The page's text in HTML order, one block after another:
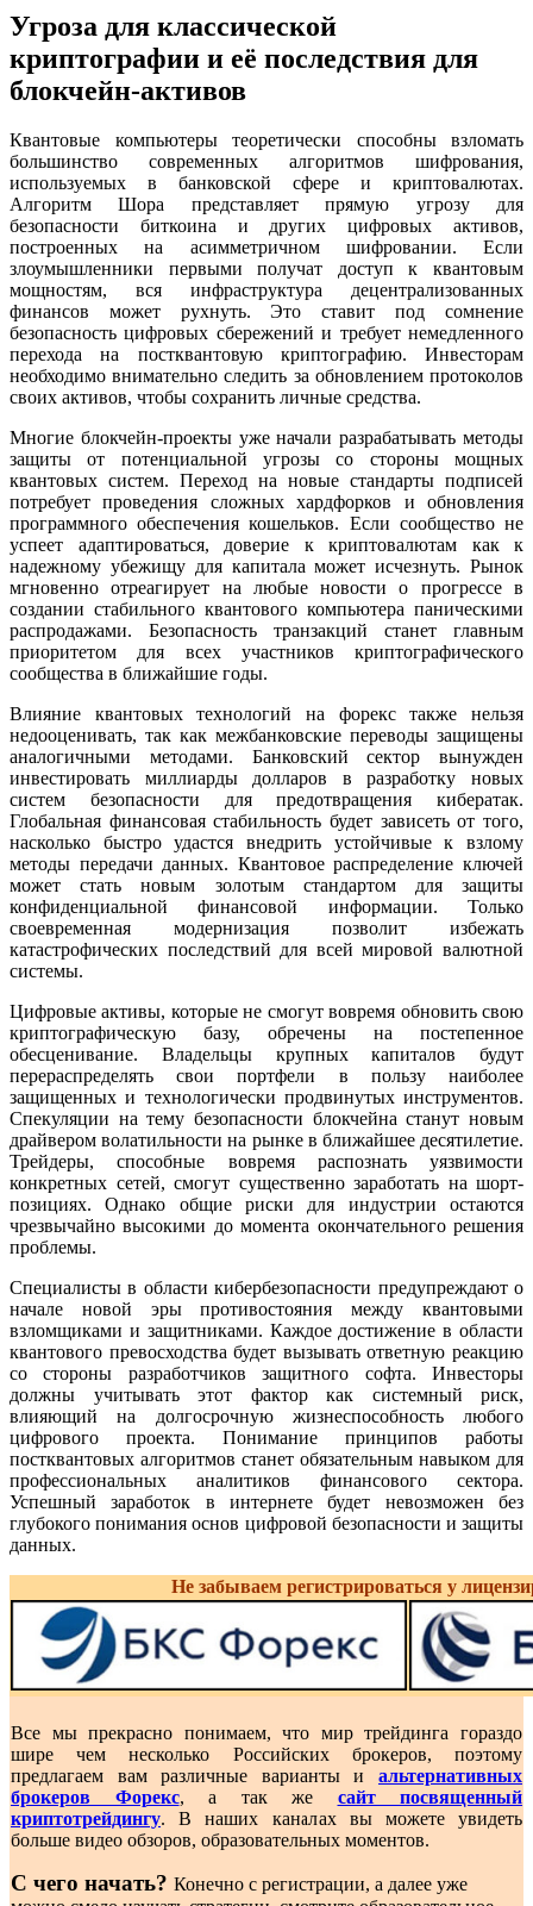
Угроза для классической
криптографии и её последствия для
блокчейн-активов
Квантовые компьютеры теоретически способны взломать
большинство современных алгоритмов шифрования,
используемых в банковской сфере и криптовалютах.
Алгоритм Шора представляет прямую угрозу для
безопасности биткоина и других цифровых активов,
построенных на асимметричном шифровании. Если
злоумышленники первыми получат доступ к квантовым
мощностям, вся инфраструктура децентрализованных
финансов может рухнуть. Это ставит под сомнение
безопасность цифровых сбережений и требует немедленного
перехода на постквантовую криптографию. Инвесторам
необходимо внимательно следить за обновлением протоколов
своих активов, чтобы сохранить личные средства.
Многие блокчейн-проекты уже начали разрабатывать методы
защиты от потенциальной угрозы со стороны мощных
квантовых систем. Переход на новые стандарты подписей
потребует проведения сложных хардфорков и обновления
программного обеспечения кошельков. Если сообщество не
успеет адаптироваться, доверие к криптовалютам как к
надежному убежищу для капитала может исчезнуть. Рынок
мгновенно отреагирует на любые новости о прогрессе в
создании стабильного квантового компьютера паническими
распродажами. Безопасность транзакций станет главным
приоритетом для всех участников криптографического
сообщества в ближайшие годы.
Влияние квантовых технологий на форекс также нельзя
недооценивать, так как межбанковские переводы защищены
аналогичными методами. Банковский сектор вынужден
инвестировать миллиарды долларов в разработку новых
систем безопасности для предотвращения кибератак.
Глобальная финансовая стабильность будет зависеть от того,
насколько быстро удастся внедрить устойчивые к взлому
методы передачи данных. Квантовое распределение ключей
может стать новым золотым стандартом для защиты
конфиденциальной финансовой информации. Только
своевременная модернизация позволит избежать
катастрофических последствий для всей мировой валютной
системы.
Цифровые активы, которые не смогут вовремя обновить свою
криптографическую базу, обречены на постепенное
обесценивание. Владельцы крупных капиталов будут
перераспределять свои портфели в пользу наиболее
защищенных и технологически продвинутых инструментов.
Спекуляции на тему безопасности блокчейна станут новым
драйвером волатильности на рынке в ближайшее десятилетие.
Трейдеры, способные вовремя распознать уязвимости
конкретных сетей, смогут существенно заработать на шорт-
позициях. Однако общие риски для индустрии остаются
чрезвычайно высокими до момента окончательного решения
проблемы.
Специалисты в области кибербезопасности предупреждают о
начале новой эры противостояния между квантовыми
взломщиками и защитниками. Каждое достижение в области
квантового превосходства будет вызывать ответную реакцию
со стороны разработчиков защитного софта. Инвесторы
должны учитывать этот фактор как системный риск,
влияющий на долгосрочную жизнеспособность любого
цифрового проекта. Понимание принципов работы
постквантовых алгоритмов станет обязательным навыком для
профессиональных аналитиков финансового сектора.
Успешный заработок в интернете будет невозможен без
глубокого понимания основ цифровой безопасности и защиты
данных.
Не забываем регистрироваться у
Все мы прекрасно понимаем, что мир трейдинга гораздо
шире чем несколько Российских брокеров, поэтому
предлагаем вам различные варианты и альтернативных
брокеров Форекс, а так же сайт посвященный
криптотрейдингу. В наших каналах вы можете увидеть
больше видео обзоров, образовательных моментов.
С чего начать? Конечно с регистрации, а далее уже